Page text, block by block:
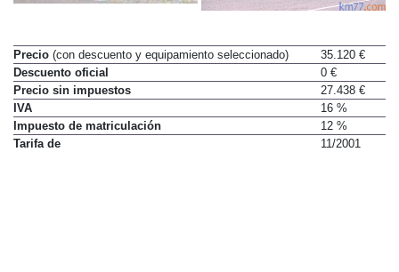
Precio (con descuento y equipamiento seleccionado)
35.120 €
Descuento oficial
0 €
Precio sin impuestos
27.438 €
IVA
16 %
Impuesto de matriculación
12 %
Tarifa de
11/2001